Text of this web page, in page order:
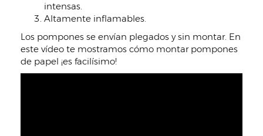
intensas.
Altamente inflamables.
Los pompones se envían plegados y sin montar. En
este vídeo te mostramos cómo montar pompones
de papel ¡es facilísimo!